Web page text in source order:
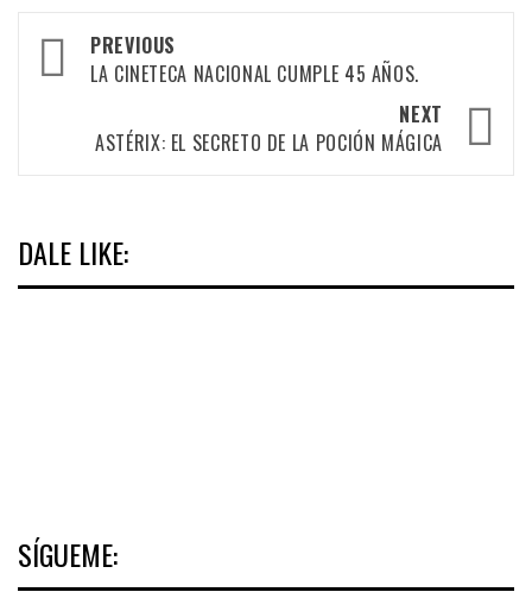
Post
navigation
PREVIOUS
LA CINETECA NACIONAL CUMPLE 45 AÑOS.
NEXT
ASTÉRIX: EL SECRETO DE LA POCIÓN MÁGICA
DALE LIKE:
SÍGUEME: